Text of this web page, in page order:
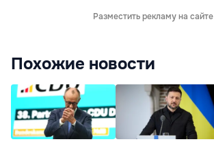
Разместить рекламу на сайте
Похожие новости